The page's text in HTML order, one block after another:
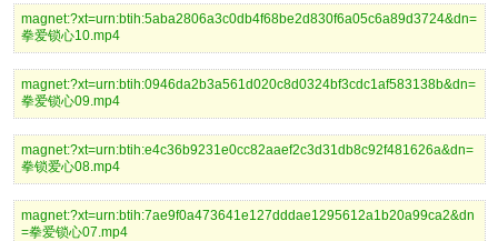
magnet:?xt=urn:btih:5aba2806a3c0db4f68be2d830f6a05c6a89d3724&dn=
拳爱锁心10.mp4
magnet:?xt=urn:btih:0946da2b3a561d020c8d0324bf3cdc1af583138b&dn=
拳爱锁心09.mp4
magnet:?xt=urn:btih:e4c36b9231e0cc82aaef2c3d31db8c92f481626a&dn=
拳锁爱心08.mp4
magnet:?xt=urn:btih:7ae9f0a473641e127dddae1295612a1b20a99ca2&dn
=拳爱锁心07.mp4